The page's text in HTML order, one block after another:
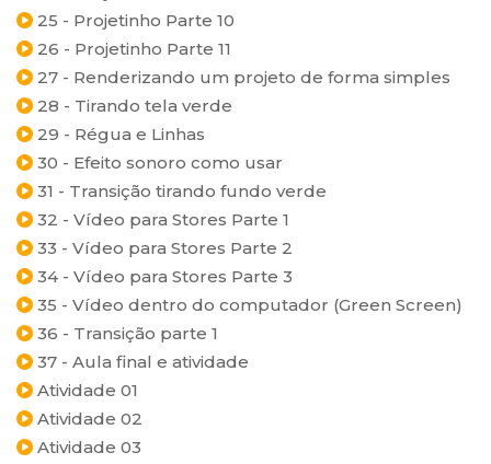
25 - Projetinho Parte 10
26 - Projetinho Parte 11
27 - Renderizando um projeto de forma simples
28 - Tirando tela verde
29 - Régua e Linhas
30 - Efeito sonoro como usar
31 - Transição tirando fundo verde
32 - Vídeo para Stores Parte 1
33 - Vídeo para Stores Parte 2
34 - Vídeo para Stores Parte 3
35 - Vídeo dentro do computador (Green Screen)
36 - Transição parte 1
37 - Aula final e atividade
Atividade 01
Atividade 02
Atividade 03